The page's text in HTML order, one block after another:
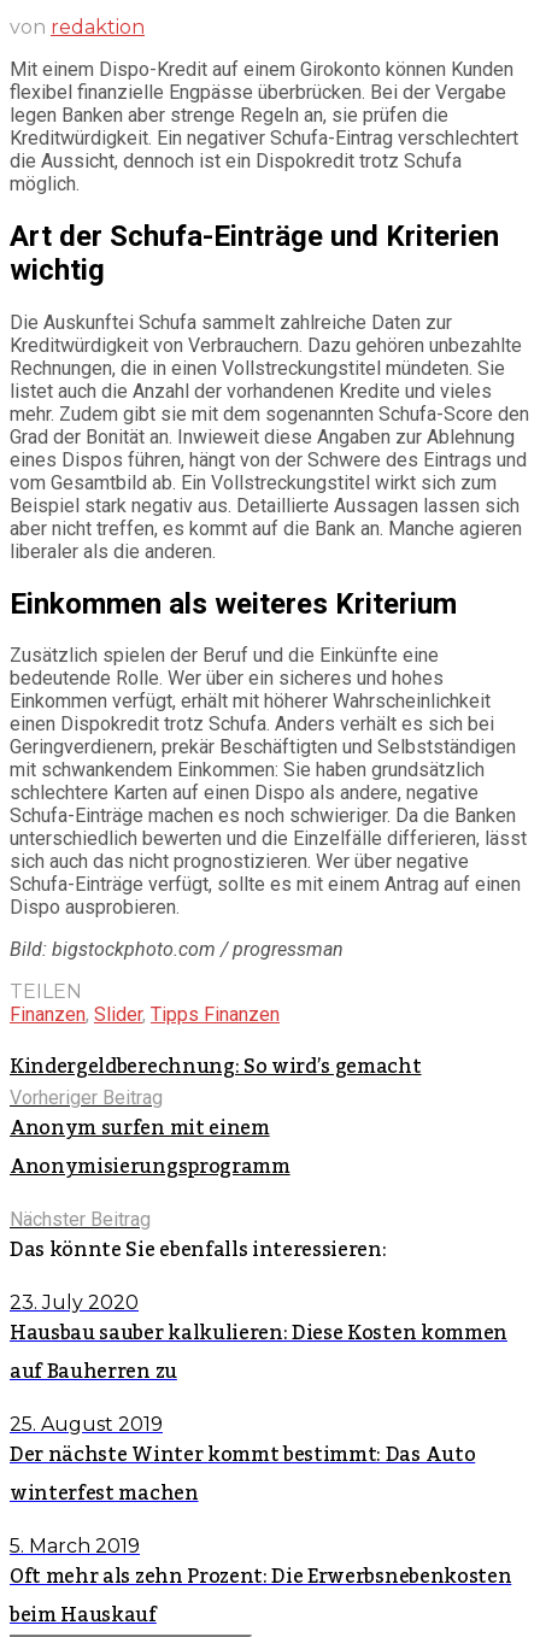
von redaktion
Mit einem Dispo-Kredit auf einem Girokonto können Kunden
flexibel finanzielle Engpässe überbrücken. Bei der Vergabe
legen Banken aber strenge Regeln an, sie prüfen die
Kreditwürdigkeit. Ein negativer Schufa-Eintrag verschlechtert
die Aussicht, dennoch ist ein Dispokredit trotz Schufa
möglich.
Art der Schufa-Einträge und Kriterien
wichtig
Die Auskunftei Schufa sammelt zahlreiche Daten zur
Kreditwürdigkeit von Verbrauchern. Dazu gehören unbezahlte
Rechnungen, die in einen Vollstreckungstitel mündeten. Sie
listet auch die Anzahl der vorhandenen Kredite und vieles
mehr. Zudem gibt sie mit dem sogenannten Schufa-Score den
Grad der Bonität an. Inwieweit diese Angaben zur Ablehnung
eines Dispos führen, hängt von der Schwere des Eintrags und
vom Gesamtbild ab. Ein Vollstreckungstitel wirkt sich zum
Beispiel stark negativ aus. Detaillierte Aussagen lassen sich
aber nicht treffen, es kommt auf die Bank an. Manche agieren
liberaler als die anderen.
Einkommen als weiteres Kriterium
Zusätzlich spielen der Beruf und die Einkünfte eine
bedeutende Rolle. Wer über ein sicheres und hohes
Einkommen verfügt, erhält mit höherer Wahrscheinlichkeit
einen Dispokredit trotz Schufa. Anders verhält es sich bei
Geringverdienern, prekär Beschäftigten und Selbstständigen
mit schwankendem Einkommen: Sie haben grundsätzlich
schlechtere Karten auf einen Dispo als andere, negative
Schufa-Einträge machen es noch schwieriger. Da die Banken
unterschiedlich bewerten und die Einzelfälle differieren, lässt
sich auch das nicht prognostizieren. Wer über negative
Schufa-Einträge verfügt, sollte es mit einem Antrag auf einen
Dispo ausprobieren.
Bild: bigstockphoto.com / progressman
TEILEN
Finanzen, Slider, Tipps Finanzen
Kindergeldberechnung: So wird’s gemacht
Vorheriger Beitrag
Anonym surfen mit einem
Anonymisierungsprogramm
Nächster Beitrag
Das könnte Sie ebenfalls interessieren:
23. July 2020
Hausbau sauber kalkulieren: Diese Kosten kommen
auf Bauherren zu
25. August 2019
Der nächste Winter kommt bestimmt: Das Auto
winterfest machen
5. March 2019
Oft mehr als zehn Prozent: Die Erwerbsnebenkosten
beim Hauskauf